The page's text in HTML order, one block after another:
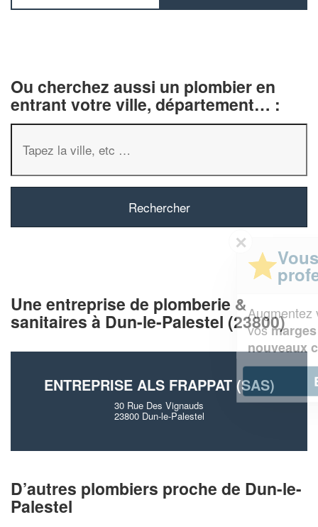
Ou cherchez aussi un plombier en
entrant votre ville, département… :
Une entreprise de plomberie &
sanitaires à Dun-le-Palestel (23800)
ENTREPRISE ALS FRAPPAT (SAS)
30 Rue Des Vignauds
23800 Dun-le-Palestel
D’autres plombiers proche de Dun-le-
Palestel
Augmentez votrechiffre d'affaireset
vosmargestout en gagnant de
nouveaux clients
En savoir plus